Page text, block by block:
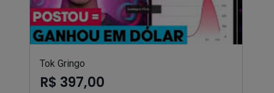
Tok Gringo
R$ 397,00